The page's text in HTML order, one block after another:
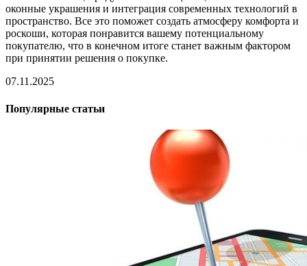
оконные украшения и интеграция современных технологий в
пространство. Все это поможет создать атмосферу комфорта и
роскоши, которая понравится вашему потенциальному
покупателю, что в конечном итоге станет важным фактором
при принятии решения о покупке.
07.11.2025
Популярные статьи